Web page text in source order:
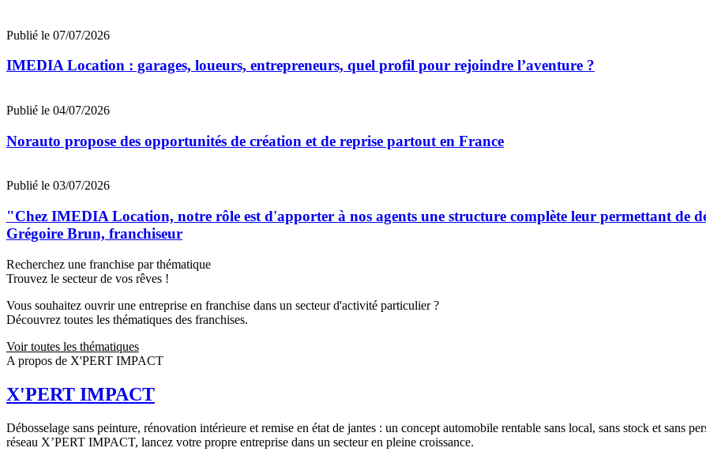
Publié le 07/07/2026
IMEDIA Location : garages, loueurs, entrepreneurs, quel profil pour rejoindre l’aventure ?
Publié le 04/07/2026
Norauto propose des opportunités de création et de reprise partout en France
Publié le 03/07/2026
"Chez IMEDIA Location, notre rôle est d'apporter à nos agents une structure complète leur permettant de
Grégoire Brun, franchiseur
Recherchez une franchise par thématique
Trouvez le secteur de vos rêves !
Vous souhaitez ouvrir une entreprise en franchise dans un secteur d'activité particulier ?
Découvrez toutes les thématiques des franchises.
Voir toutes les thématiques
A propos de X'PERT IMPACT
X'PERT IMPACT
Débosselage sans peinture, rénovation intérieure et remise en état de jantes : un concept automobile rentable sans local, sans stock et sans
réseau X’PERT IMPACT, lancez votre propre entreprise dans un secteur en pleine croissance.